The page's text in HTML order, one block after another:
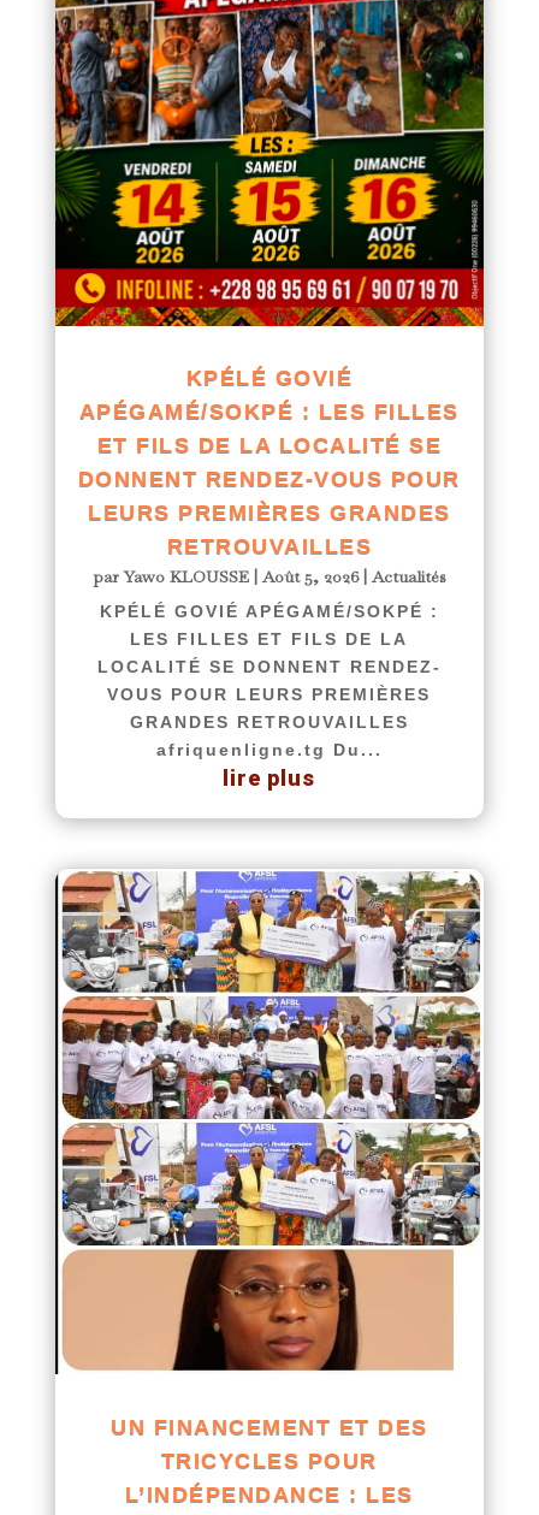
KPÉLÉ GOVIÉ
APÉGAMÉ/SOKPÉ : LES FILLES
ET FILS DE LA LOCALITÉ SE
DONNENT RENDEZ-VOUS POUR
LEURS PREMIÈRES GRANDES
RETROUVAILLES
parYawo KLOUSSE|Août 5, 2026|Actualités
KPÉLÉ GOVIÉ APÉGAMÉ/SOKPÉ :
LES FILLES ET FILS DE LA
LOCALITÉ SE DONNENT RENDEZ-
VOUS POUR LEURS PREMIÈRES
GRANDES RETROUVAILLES
afriquenligne.tg Du...
lire plus
UN FINANCEMENT ET DES
TRICYCLES POUR
L’INDÉPENDANCE : LES